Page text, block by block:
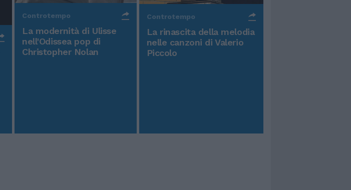
Controtempo
La modernità di Ulisse
nell'Odissea pop di
Christopher Nolan
Controtempo
La rinascita della melodia
nelle canzoni di Valerio
Piccolo